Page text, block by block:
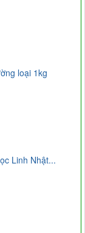
loại 1kg
Linh Nhật...